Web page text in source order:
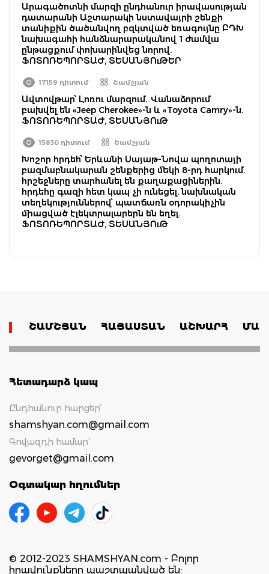
Արագածոտնի մարզի ընդհանուր իրավասության
դատարանի Աշտարակի նստավայրի շենքի
տանիքին ծածանվող բզկտված եռագույնը ԲԴԽ
նախագահի հանձնարարականով 1 ժամվա
ընթացքում փոխարինվեց նորով.
ՖՈՏՈՌԵՊՈՐՏԱԺ, ՏԵՍԱՆՅՈւԹԵՐ
17159 դիտում Շամշյան
Ավտովթար՝ Լոռու մարզում․ Վանաձորում
բախվել են «Jeep Cherokee»-ն և «Toyota Camry»-ն․
ՖՈՏՈՌԵՊՈՐՏԱԺ, ՏԵՍԱՆՅՈւԹ
15830 դիտում Շամշյան
Խոշոր հրդեհ՝ Երևանի Սայաթ-Նովա պողոտայի
բազմաբնակարան շենքերից մեկի 8-րդ հարկում.
հրշեջները տարհանել են քաղաքացիներին.
հրդեհը գազի հետ կապ չի ունեցել. նախնական
տեղեկություններով՝ պատճառն օդորակիչին
միացված էլեկտրալարերն են եղել.
ՖՈՏՈՌԵՊՈՐՏԱԺ, ՏԵՍԱՆՅՈւԹ
ՇԱՄՇՅԱՆ ՀԱՅԱՍՏԱՆ ԱՇԽԱՐՀ
Հետադարձ կապ
Ընդհանուր հարցեր՝
shamshyan.com@gmail.com
Գովազդի համար`
gevorget@gmail.com
Օգտակար հղումներ
© 2012-2023 SHAMSHYAN.com - Բոլոր
իրավունքները պաշտպանված են: